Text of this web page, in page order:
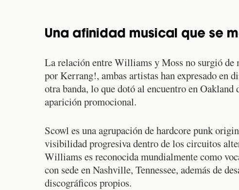
Una afinidad musical que se
La relación entre Williams y Moss no surgió de
por Kerrang!, ambas artistas han expresado en
otra banda, lo que dotó al encuentro en
aparición promocional.
Scowl es una agrupación de hardcore punk
visibilidad progresiva dentro de los circuitos
Williams es reconocida mundialmente como
con sede en Nashville, Tennessee, además de
discográficos propios.